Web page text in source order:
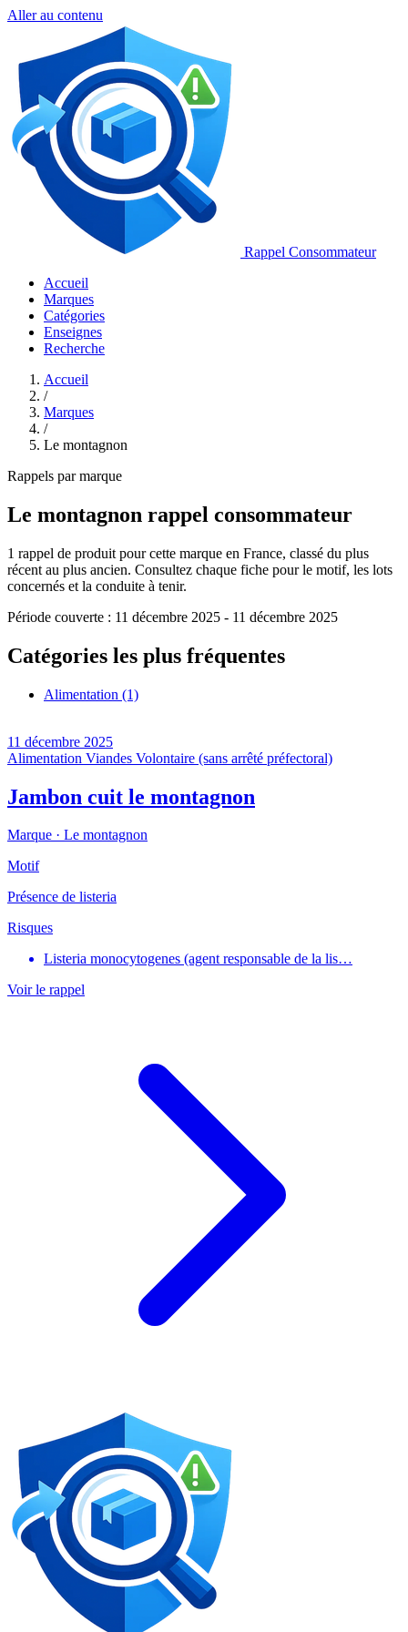
Aller au contenu
Rappel Consommateur
Accueil
Marques
Catégories
Enseignes
Recherche
Accueil
/
Marques
/
Le montagnon
Rappels par marque
Le montagnon rappel consommateur
1 rappel de produit pour cette marque en France, classé du plus
récent au plus ancien. Consultez chaque fiche pour le motif, les lots
concernés et la conduite à tenir.
Période couverte : 11 décembre 2025 - 11 décembre 2025
Catégories les plus fréquentes
Alimentation (1)
11 décembre 2025
Alimentation Viandes Volontaire (sans arrêté préfectoral)
Jambon cuit le montagnon
Marque · Le montagnon
Motif
Présence de listeria
Risques
Listeria monocytogenes (agent responsable de la lis…
Voir le rappel